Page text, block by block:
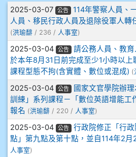
905周沛蓉
905鄭瑀安
906江彥臻
907張晏寧
908彭主豪
909林柏翰
文章列表
2025-03-07 公告
114年警察人員、
人員、移民行政人員及退除役軍人轉
(洪瑜馡 / 236 / 人事室)
2025-03-04 公告
請公務人員、教
於本年8月31日前完成至少1小時以上
課程型態不拘(含實體、數位或混成) (
2025-03-04 公告
國家文官學院辦
訓練」系列課程－「數位英語增能工
報名 (洪瑜馡 / 220 / 人事室)
2025-03-04 公告
行政院修正「行
點」第九點及第十點，並自114年2月
人事室)